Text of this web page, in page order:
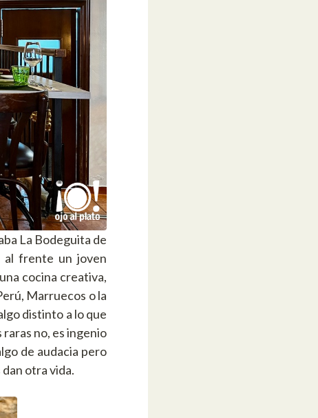
La Bodeguita de
al frente un joven
cocina creativa,
Marruecos o la
distinto a lo que
no, es ingenio
de audacia pero
otra vida.